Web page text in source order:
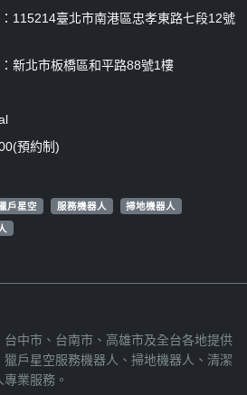
115214臺北市南港區忠孝東路七段12號
新北市板橋區和平路88號1樓
預約制)
戶星空 服務機器人 掃地機器人
中市、台南市、高雄市及全台各地提供
戶星空服務機器人、掃地機器人、清潔
業服務。